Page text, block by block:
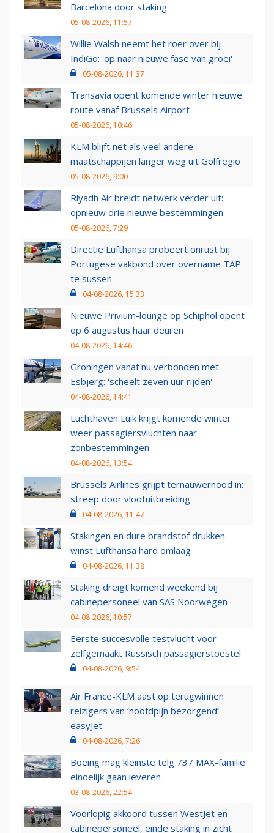
Barcelona door staking
05-08-2026, 11:57
Willie Walsh neemt het roer over bij
IndiGo: 'op naar nieuwe fase van groei'
05-08-2026, 11:37
Transavia opent komende winter nieuwe
route vanaf Brussels Airport
05-08-2026, 10:46
KLM blijft net als veel andere
maatschappijen langer weg uit Golfregio
05-08-2026, 9:00
Riyadh Air breidt netwerk verder uit:
opnieuw drie nieuwe bestemmingen
05-08-2026, 7:29
Directie Lufthansa probeert onrust bij
Portugese vakbond over overname TAP
te sussen
04-08-2026, 15:33
Nieuwe Privium-lounge op Schiphol opent
op 6 augustus haar deuren
04-08-2026, 14:46
Groningen vanaf nu verbonden met
Esbjerg: 'scheelt zeven uur rijden'
04-08-2026, 14:41
Luchthaven Luik krijgt komende winter
weer passagiersvluchten naar
zonbestemmingen
04-08-2026, 13:54
Brussels Airlines grijpt ternauwernood in:
streep door vlootuitbreiding
04-08-2026, 11:47
Stakingen en dure brandstof drukken
winst Lufthansa hard omlaag
04-08-2026, 11:38
Staking dreigt komend weekend bij
cabinepersoneel van SAS Noorwegen
04-08-2026, 10:57
Eerste succesvolle testvlucht voor
zelfgemaakt Russisch passagierstoestel
04-08-2026, 9:54
Air France-KLM aast op terugwinnen
reizigers van ‘hoofdpijn bezorgend’
easyJet
04-08-2026, 7:26
Boeing mag kleinste telg 737 MAX-familie
eindelijk gaan leveren
03-08-2026, 22:54
Voorlopig akkoord tussen WestJet en
cabinepersoneel, einde staking in zicht